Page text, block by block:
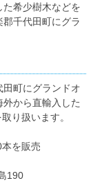
希少樹木などを
千代田町にグラ
町にグランドオ
から直輸入した
り扱います。
を販売
190